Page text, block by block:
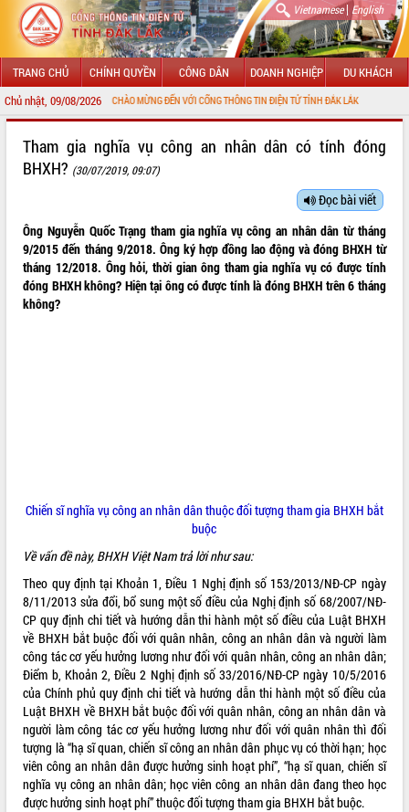
Vietnamese| English
TRANG CHỦ CHÍNH QUYỀN CÔNG DÂN DOANH NGHIỆP DU KHÁCH
Chủ nhật, 09/08/2026CHÀO MỪNG ĐẾN VỚI CỔNG THÔNG TIN ĐIỆN TỬ TỈNH ĐẮK LẮK
LÃNH ĐẠO UBND TỈNH
SỞ, BAN, NGÀNH
UBND CÁC XÃ, PHƯỜNG
Tham gia nghĩa vụ công an nhân dân có tính đóng
BHXH? (30/07/2019, 09:07)
Đọc bài viết
Ông Nguyễn Quốc Trạng tham gia nghĩa vụ công an nhân dân từ tháng
9/2015 đến tháng 9/2018. Ông ký hợp đồng lao động và đóng BHXH từ
tháng 12/2018. Ông hỏi, thời gian ông tham gia nghĩa vụ có được tính
đóng BHXH không? Hiện tại ông có được tính là đóng BHXH trên 6 tháng
không?
Chiến sĩ nghĩa vụ công an nhân dân thuộc đối tượng tham gia BHXH bắt
buộc
Về vấn đề này, BHXH Việt Nam trả lời như sau:
Theo quy định tại Khoản 1, Điều 1 Nghị định số 153/2013/NĐ-CP ngày
8/11/2013 sửa đổi, bổ sung một số điều của Nghị định số68/2007/NĐ-
CP quy định chi tiết và hướng dẫn thi hành một số điều của Luật BHXH
về BHXH bắt buộc đối với quân nhân, công an nhân dân và người làm
công tác cơ yếu hưởng lương như đối với quân nhân, công an nhân dân;
Điểm b, Khoản 2, Điều 2 Nghị định số33/2016/NĐ-CP ngày 10/5/2016
của Chính phủ quy định chi tiết và hướng dẫn thi hành một số điều của
Luật BHXH về BHXH bắt buộc đối với quân nhân, công an nhân dân và
người làm công tác cơ yếu hưởng lương như đối với quân nhân thì đối
tượng là “hạ sĩ quan, chiến sĩ công an nhân dân phục vụ có thời hạn; học
viên công an nhân dân được hưởng sinh hoạt phí”, “hạ sĩ quan, chiến sĩ
nghĩa vụ công an nhân dân; học viên công an nhân dân đang theo học
được hưởng sinh hoạt phí” thuộc đối tượng tham gia BHXH bắt buộc.